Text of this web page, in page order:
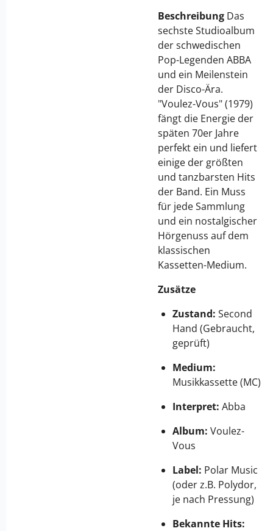
Beschreibung Das
sechste Studioalbum
der schwedischen
Pop-Legenden ABBA
und ein Meilenstein
der Disco-Ära.
"Voulez-Vous" (1979)
fängt die Energie der
späten 70er Jahre
perfekt ein und liefert
einige der größten
und tanzbarsten Hits
der Band. Ein Muss
für jede Sammlung
und ein nostalgischer
Hörgenuss auf dem
klassischen
Kassetten-Medium.
Zusätze
Zustand: Second
Hand (Gebraucht,
geprüft)
Medium:
Musikkassette (MC)
Interpret: Abba
Album: Voulez-
Vous
Label: Polar Music
(oder z.B. Polydor,
je nach Pressung)
Bekannte Hits: